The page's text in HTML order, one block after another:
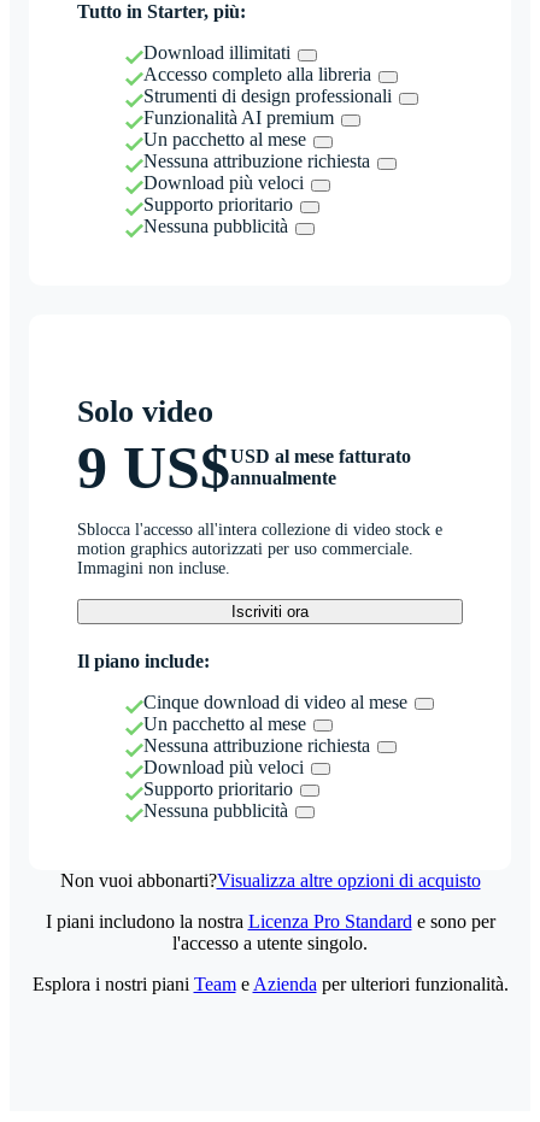
Tutto in Starter, più:
Download illimitati
Accesso completo alla libreria
Strumenti di design professionali
Funzionalità AI premium
Un pacchetto al mese
Nessuna attribuzione richiesta
Download più veloci
Supporto prioritario
Nessuna pubblicità
Solo video
9 US$USD al mese fatturato
annualmente
Sblocca l'accesso all'intera collezione di video stock e
motion graphics autorizzati per uso commerciale.
Immagini non incluse.
Iscriviti ora
Il piano include:
Cinque download di video al mese
Un pacchetto al mese
Nessuna attribuzione richiesta
Download più veloci
Supporto prioritario
Nessuna pubblicità
Non vuoi abbonarti?Visualizza altre opzioni di acquisto
I piani includono la nostra Licenza Pro Standard e sono per
l'accesso a utente singolo.
Esplora i nostri piani Teame Azienda per ulteriori funzionalità.